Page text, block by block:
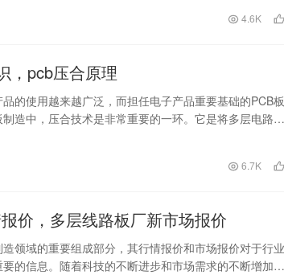
4.6K
，pcb压合原理
的使用越来越广泛，而担任电子产品重要基础的PCB板
造中，压合技术是非常重要的一环。它是将多层电路板
6.7K
价，多层线路板厂新市场报价
领域的重要组成部分，其行情报价和市场报价对于行业
的信息。随着科技的不断进步和市场需求的不断增加，